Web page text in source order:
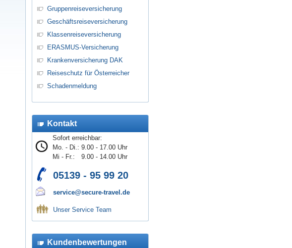
Gruppenreiseversicherung
Geschäftsreiseversicherung
Klassenreiseversicherung
ERASMUS-Versicherung
Krankenversicherung DAK
Reiseschutz für Österreicher
Schadenmeldung
Kontakt
Sofort erreichbar:
Mo. - Di.: 9.00 - 17.00 Uhr
Mi - Fr.:
9.00 - 14.00 Uhr
05139 - 95 99 20
service@secure-travel.de
Unser Service Team
Kundenbewertungen